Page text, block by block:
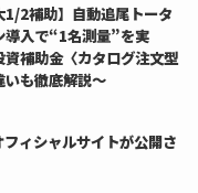
1/2補助】自動追尾トータ
導入で“1名測量”を実
補助金〈カタログ注文型
いも徹底解説〜
ィシャルサイトが公開さ